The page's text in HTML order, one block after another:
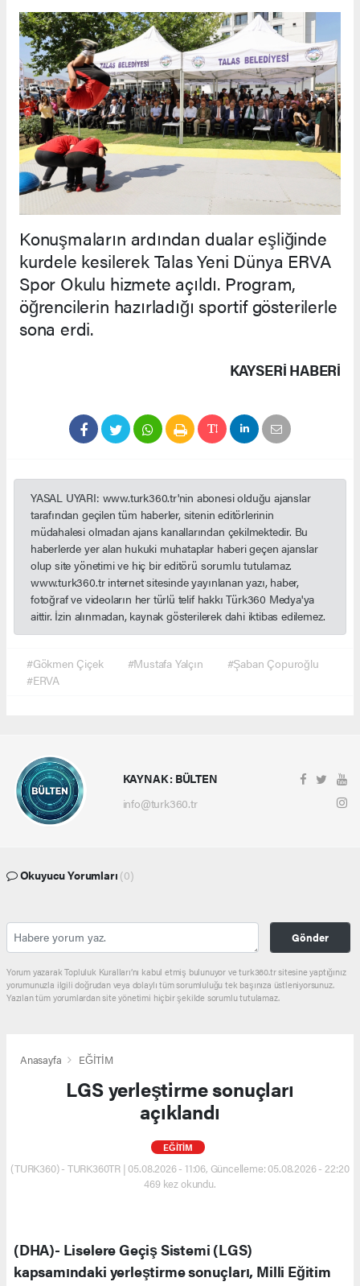
Konuşmaların ardından dualar eşliğinde
kurdele kesilerek Talas Yeni Dünya ERVA
Spor Okulu hizmete açıldı. Program,
öğrencilerin hazırladığı sportif gösterilerle
sona erdi.
KAYSERI HABERİ
YASAL UYARI: www.turk360.tr'nin abonesi olduğu ajanslar
tarafından geçilen tüm haberler, sitenin editörlerinin
müdahalesi olmadan ajans kanallarından çekilmektedir. Bu
haberlerde yer alan hukuki muhataplar haberi geçen ajanslar
olup site yönetimi ve hiç bir editörü sorumlu tutulamaz.
www.turk360.tr internet sitesinde yayınlanan yazı, haber,
fotoğraf ve videoların her türlü telif hakkı Türk360 Medya'ya
aittir. İzin alınmadan, kaynak gösterilerek dahi iktibas edilemez.
#Gökmen Çiçek #Mustafa Yalçın
#Şaban Çopuroğlu
#ERVA
KAYNAK : BÜLTEN
info@turk360.tr
Okuyucu Yorumları (0)
Gönder
Yorum yazarak Topluluk Kuralları’nı kabul etmiş bulunuyor ve turk360.tr sitesine yaptığınız
yorumunuzla ilgili doğrudan veya dolaylı tüm sorumluluğu tek başınıza üstleniyorsunuz.
Yazılan tüm yorumlardan site yönetimi hiçbir şekilde sorumlu tutulamaz.
Anasayfa EĞİTİM
LGS yerleştirme sonuçları
açıklandı
EĞİTİM
(TURK360) - TURK360TR | 05.08.2026 - 11:06, Güncelleme: 05.08.2026 - 22:20
469 kez okundu.
(DHA)- Liselere Geçiş Sistemi (LGS)
kapsamındaki yerleştirme sonuçları, Milli Eğitim